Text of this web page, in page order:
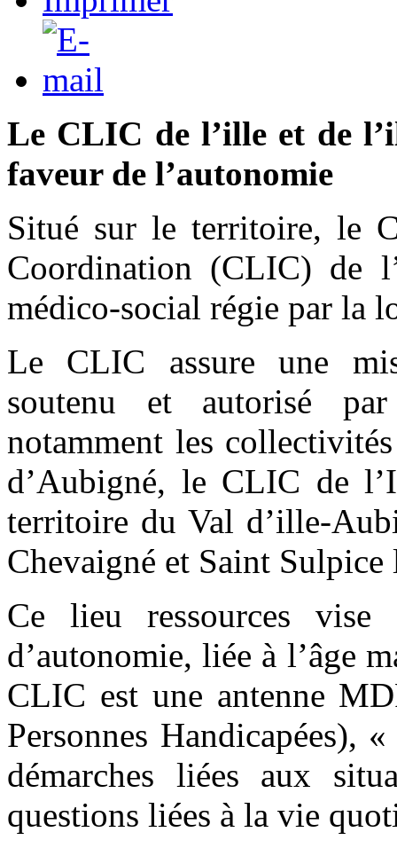
Le CLIC de l’ille et de
faveur de l’autonomie
Situé sur le territoire, le
Coordination (CLIC) de
médico-social régie par la
Le CLIC assure une
soutenu et autorisé
notamment les
d’Aubigné, le CLIC de
territoire du Val d’ille-
Chevaigné et Saint Sulpice
Ce lieu ressources vise
d’autonomie, liée à l’âge
CLIC est une antenne
Personnes Handicapées),
démarches liées aux
questions liées à la vie